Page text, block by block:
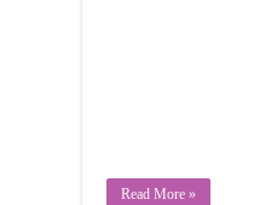
Read More »